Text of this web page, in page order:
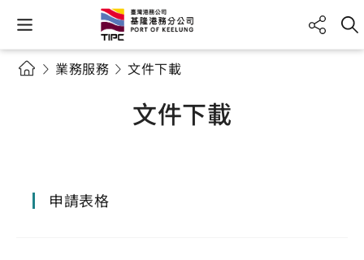
業務服務 文件下載
文件下載
申請表格